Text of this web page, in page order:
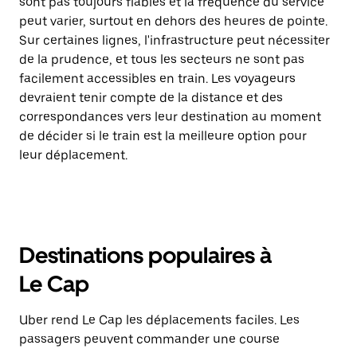
peut varier, surtout en dehors des heures de pointe.
Sur certaines lignes, l'infrastructure peut nécessiter
de la prudence, et tous les secteurs ne sont pas
facilement accessibles en train. Les voyageurs
devraient tenir compte de la distance et des
correspondances vers leur destination au moment
de décider si le train est la meilleure option pour
leur déplacement.
Destinations populaires à
Le Cap
Uber rend Le Cap les déplacements faciles. Les
passagers peuvent commander une course